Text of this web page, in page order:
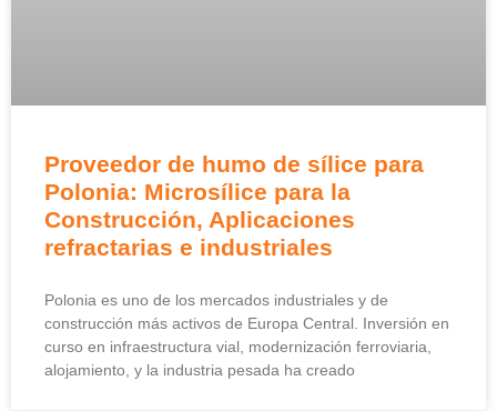
Proveedor de humo de sílice para
Polonia: Microsílice para la
Construcción, Aplicaciones
refractarias e industriales
Polonia es uno de los mercados industriales y de
construcción más activos de Europa Central. Inversión en
curso en infraestructura vial, modernización ferroviaria,
alojamiento, y la industria pesada ha creado